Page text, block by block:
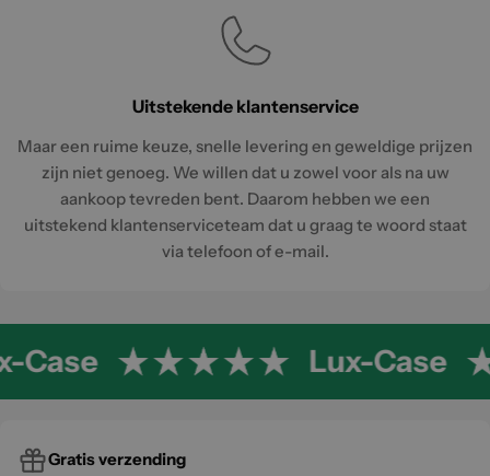
Uitstekende klantenservice
Maar een ruime keuze, snelle levering en geweldige prijzen
zijn niet genoeg. We willen dat u zowel voor als na uw
aankoop tevreden bent. Daarom hebben we een
uitstekend klantenserviceteam dat u graag te woord staat
via telefoon of e-mail.
Case Lux-Case
Gratis verzending